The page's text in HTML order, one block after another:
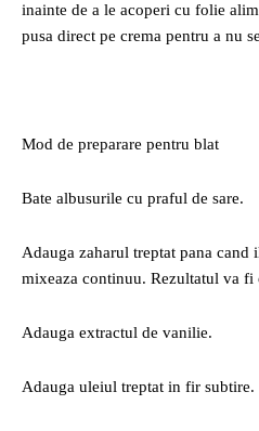
inainte de a le acoperi cu folie
pusa direct pe crema pentru a nu
Mod de preparare pentru blat
Bate albusurile cu praful de sare.
Adauga zaharul treptat pana
mixeaza continuu. Rezultatul va fi
Adauga extractul de vanilie.
Adauga uleiul treptat in fir subtire.